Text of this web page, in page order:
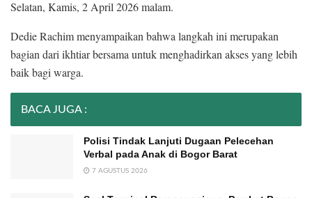
Selatan, Kamis, 2 April 2026 malam.
Dedie Rachim menyampaikan bahwa langkah ini merupakan
bagian dari ikhtiar bersama untuk menghadirkan akses yang lebih
baik bagi warga.
BACA JUGA :
Polisi Tindak Lanjuti Dugaan Pelecehan
Verbal pada Anak di Bogor Barat
7 AGUSTUS 2026